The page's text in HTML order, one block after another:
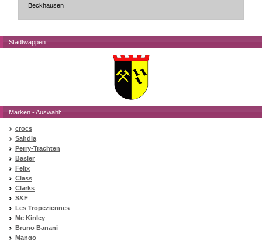
Beckhausen
Stadtwappen:
Marken - Auswahl:
crocs
Sahdia
Perry-Trachten
Basler
Felix
Class
Clarks
S&F
Les Tropeziennes
Mc Kinley
Bruno Banani
Mango